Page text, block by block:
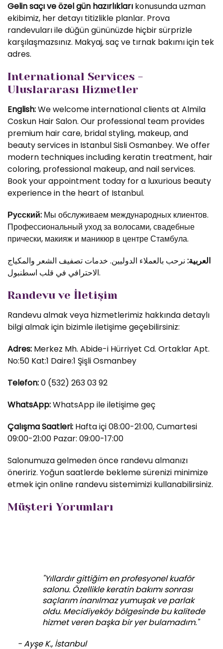
Gelin saçı ve özel gün hazırlıkları konusunda uzman
ekibimiz, her detayı titizlikle planlar. Prova
randevuları ile düğün gününüzde hiçbir sürprizle
karşılaşmazsınız. Makyaj, saç ve tırnak bakımı için tek
adres.
International Services -
Uluslararası Hizmetler
English:We welcome international clients at Almila
Coskun Hair Salon. Our professional team provides
premium hair care, bridal styling, makeup, and
beauty services in Istanbul Sisli Osmanbey. We offer
modern techniques including keratin treatment, hair
coloring, professional makeup, and nail services.
Book your appointment today for a luxurious beauty
experience in the heart of Istanbul.
Русский: Мы обслуживаем международных клиентов.
Профессиональный уход за волосами, свадебные
прически, макияж и маникюр в центре Стамбула.
العربية: نرحب بالعملاء الدوليين. خدمات تصفيف الشعر والمكياج
الاحترافي في قلب اسطنبول.
Randevu ve İletişim
Randevu almak veya hizmetlerimiz hakkında detaylı
bilgi almak için bizimle iletişime geçebilirsiniz:
Adres: Merkez Mh. Abide-i Hürriyet Cd. Ortaklar Apt.
No:50 Kat:1 Daire:1 Şişli Osmanbey
Telefon:0 (532) 263 03 92
WhatsApp:WhatsApp ile iletişime geç
Çalışma Saatleri: Hafta içi 08:00-21:00, Cumartesi
09:00-21:00 Pazar: 09:00-17:00
Salonumuza gelmeden önce randevu almanızı
öneririz. Yoğun saatlerde bekleme sürenizi minimize
etmek için online randevu sistemimizi kullanabilirsiniz.
Müşteri Yorumları
"Yıllardır gittiğim en profesyonel kuaför
salonu. Özellikle keratin bakımı sonrası
saçlarım inanılmaz yumuşak ve parlak
oldu. Mecidiyeköy bölgesinde bu kalitede
hizmet veren başka bir yer bulamadım."
- Ayşe K., İstanbul